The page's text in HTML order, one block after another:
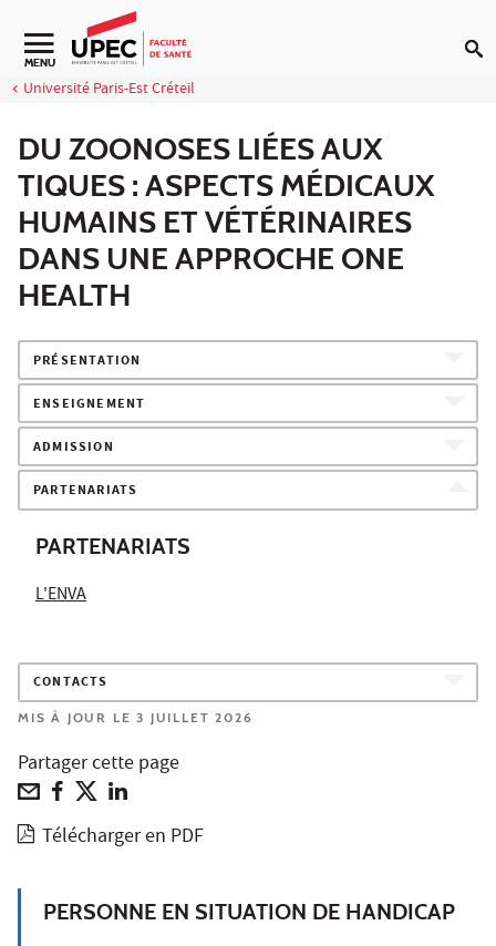
Aller au contenu
Navigation secondaire
MENU
Université Paris-Est Créteil
DU ZOONOSES LIÉES AUX
TIQUES : ASPECTS MÉDICAUX
HUMAINS ET VÉTÉRINAIRES
DANS UNE APPROCHE ONE
HEALTH
PRÉSENTATION
ENSEIGNEMENT
ADMISSION
PARTENARIATS
PARTENARIATS
L'ENVA
CONTACTS
MIS À JOUR LE 3 JUILLET 2026
Partager cette page
Télécharger en PDF
PERSONNE EN SITUATION DE HANDICAP